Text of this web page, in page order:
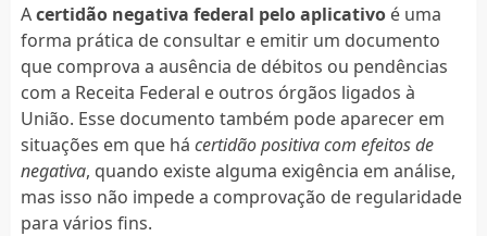
Acertidão negativa federal pelo aplicativoé uma
forma prática de consultar e emitir um documento
que comprova a ausência de débitos ou pendências
com a Receita Federal e outros órgãos ligados à
União. Esse documento também pode aparecer em
situações em que há certidão positiva com efeitos de
negativa, quando existe alguma exigência em análise,
mas isso não impede a comprovação de regularidade
para vários fins.